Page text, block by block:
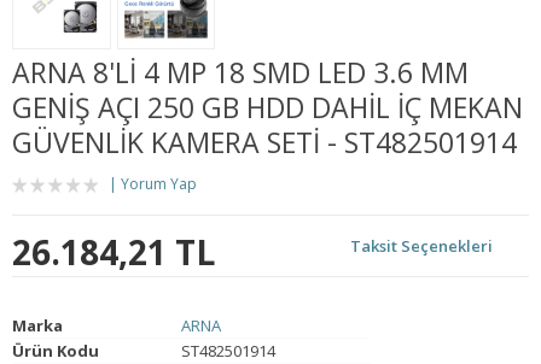
ARNA 8'Lİ 4 MP 18 SMD LED 3.6 MM
GENİŞ AÇI 250 GB HDD DAHİL İÇ MEKAN
GÜVENLİK KAMERA SETİ - ST482501914
Yorum Yap
26.184,21 TL Taksit Seçenekleri
Marka
ARNA
Ürün Kodu
ST482501914